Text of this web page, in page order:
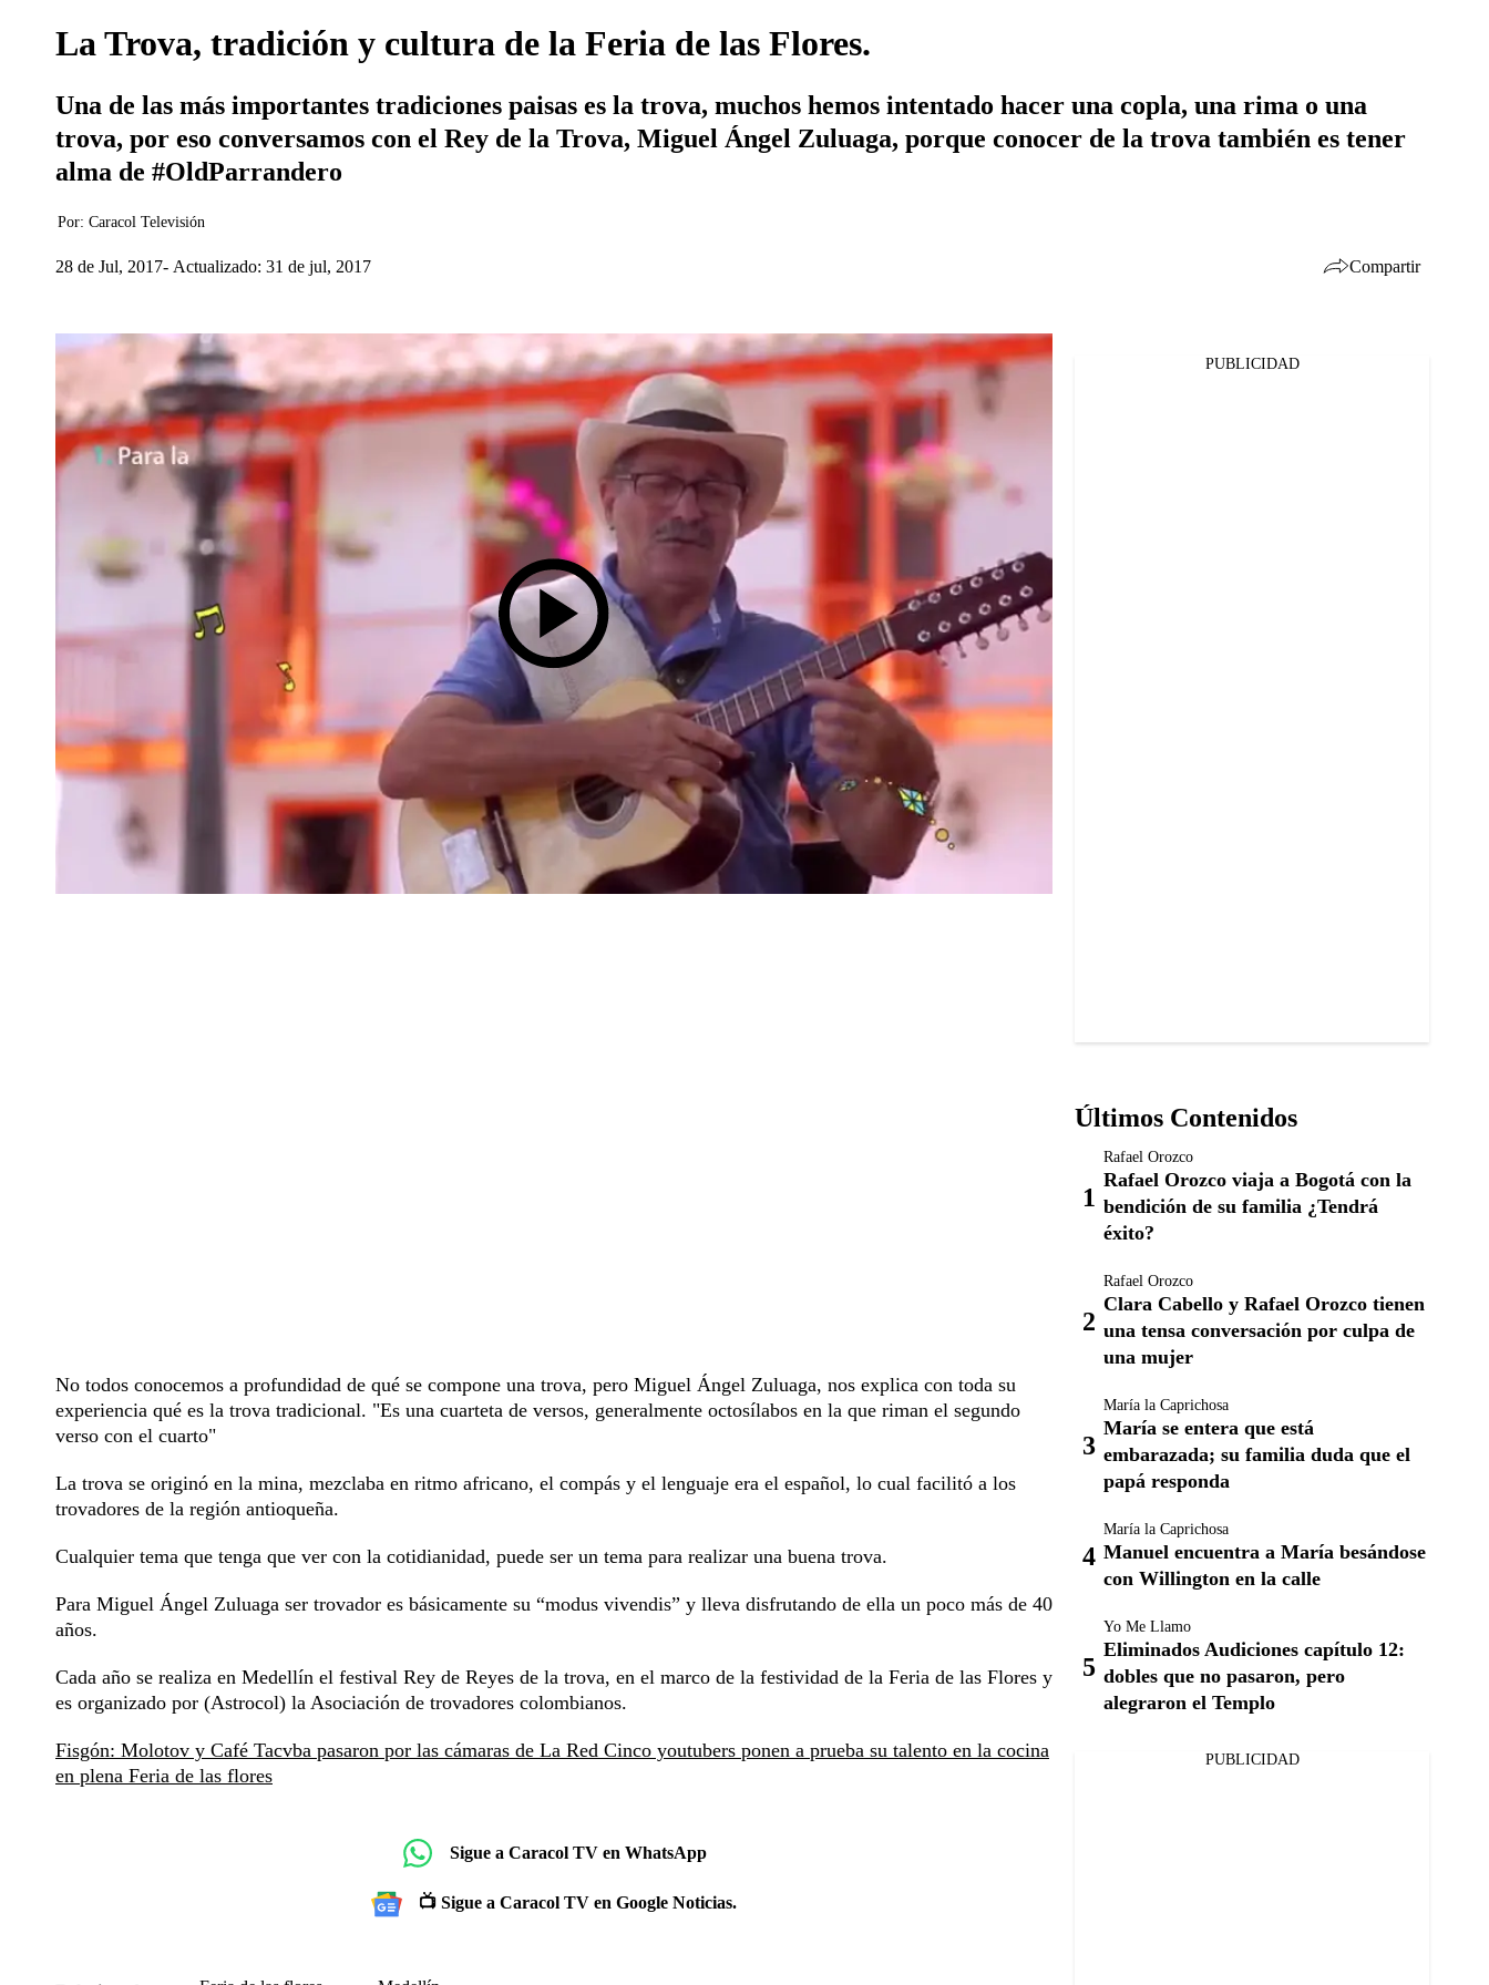
La Trova, tradición y cultura de la Feria de las Flores.
Una de las más importantes tradiciones paisas es la trova, muchos hemos intentado hacer una copla, una rima o una
trova, por eso conversamos con el Rey de la Trova, Miguel Ángel Zuluaga, porque conocer de la trova también es tener
alma de #OldParrandero
Por: Caracol Televisión
28 de Jul, 2017 Actualizado: 31 de jul, 2017 Compartir
No todos conocemos a profundidad de qué se compone una trova, pero Miguel Ángel Zuluaga, nos explica con toda su
experiencia qué es la trova tradicional. "Es una cuarteta de versos, generalmente octosílabos en la que riman el segundo
verso con el cuarto"
La trova se originó en la mina, mezclaba en ritmo africano, el compás y el lenguaje era el español, lo cual facilitó a los
trovadores de la región antioqueña.
Cualquier tema que tenga que ver con la cotidianidad, puede ser un tema para realizar una buena trova.
Para Miguel Ángel Zuluaga ser trovador es básicamente su “modus vivendis” y lleva disfrutando de ella un poco más de 40
años.
Cada año se realiza en Medellín el festival Rey de Reyes de la trova, en el marco de la festividad de la Feria de las Flores y
es organizado por (Astrocol) la Asociación de trovadores colombianos.
Fisgón: Molotov y Café Tacvba pasaron por las cámaras de La Red Cinco youtubers ponen a prueba su talento en la cocina
en plena Feria de las flores
Sigue a Caracol TV en WhatsApp
📺 Sigue a Caracol TV en Google Noticias.
PUBLICIDAD
Últimos Contenidos
Rafael Orozco
Rafael Orozco viaja a Bogotá con la
bendición de su familia ¿Tendrá
éxito?
Rafael Orozco
Clara Cabello y Rafael Orozco tienen
una tensa conversación por culpa de
una mujer
María la Caprichosa
María se entera que está
embarazada; su familia duda que el
papá responda
María la Caprichosa
Manuel encuentra a María besándose
con Willington en la calle
Yo Me Llamo
Eliminados Audiciones capítulo 12:
dobles que no pasaron, pero
alegraron el Templo
PUBLICIDAD